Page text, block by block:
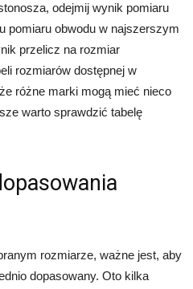
odejmij wynik pomiaru
pomiaru obwodu w najszerszym
przelicz na rozmiar
rozmiarów dostępnej w
różne marki mogą mieć nieco
warto sprawdzić tabelę
rozmiarze, ważne jest, aby
dopasowany. Oto kilka